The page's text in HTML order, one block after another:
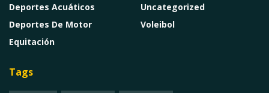
Deportes Acuáticos
Deportes De Motor
Equitación
Uncategorized
Voleibol
Tags